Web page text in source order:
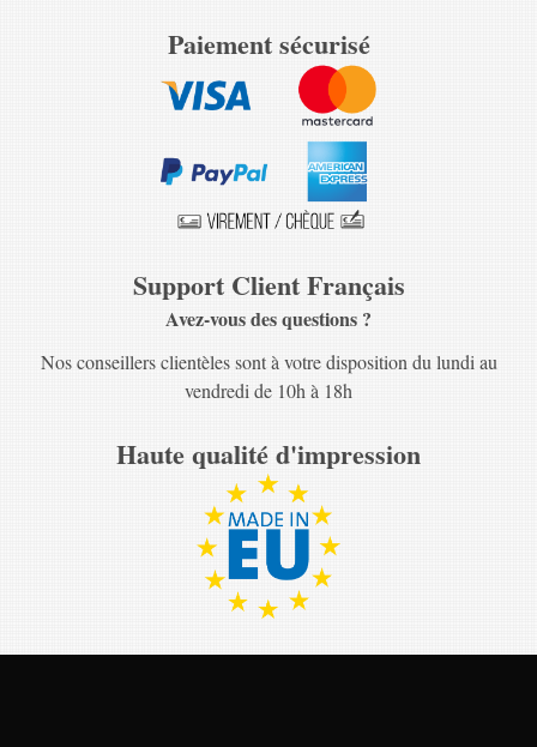
Paiement sécurisé
Support Client Français
Avez-vous des questions ?
Nos conseillers clientèles sont à votre disposition du lundi au
vendredi de 10h à 18h
Haute qualité d'impression